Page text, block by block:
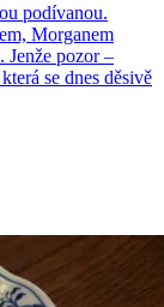
podívanou.
Morganem
Jenže pozor –
se dnes děsivě